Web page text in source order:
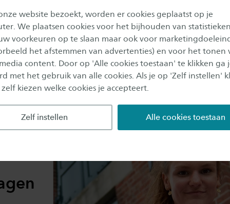
website bezoekt, worden er cookies geplaatst op je
We plaatsen cookies voor het bijhouden van
voorkeuren op te slaan maar ook voor
het afstemmen van advertenties) en voor het tonen
content. Door op 'Alle cookies toestaan' te klikken ga
met het gebruik van alle cookies. Als je op 'Zelf instellen'
kiezen welke cookies je accepteert.
Zelf instellen Alle cookies toestaan
stage lopen
afstuderen en starten op de